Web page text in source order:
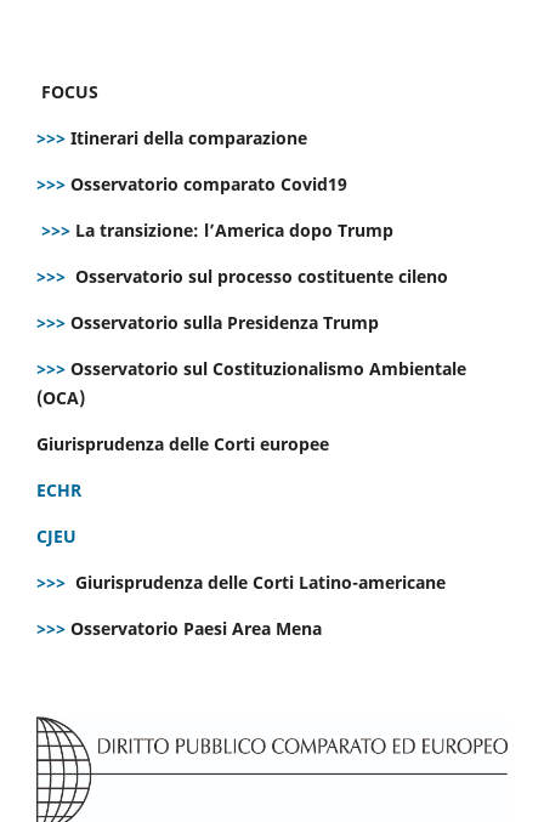
FOCUS
>>> Itinerari della comparazione
>>> Osservatorio comparato Covid19
>>> La transizione: l’America dopo Trump
>>> Osservatorio sul processo costituente cileno
>>> Osservatorio sulla Presidenza Trump
>>> Osservatorio sul Costituzionalismo Ambientale
(OCA)
Giurisprudenza delle Corti europee
ECHR
CJEU
>>> Giurisprudenza delle Corti Latino-americane
>>> Osservatorio Paesi Area Mena